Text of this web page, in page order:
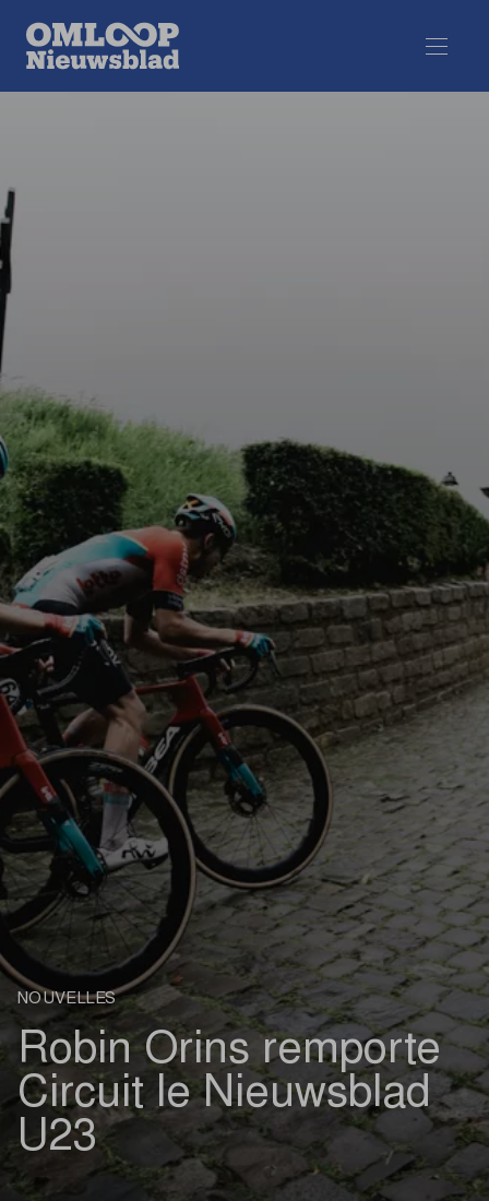
NOUVELLES
Robin Orins remporte
Circuit le Nieuwsblad
U23